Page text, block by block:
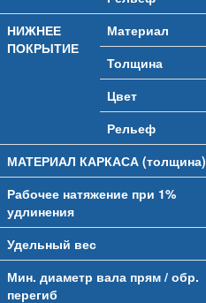
НИЖНЕЕ
ПОКРЫТИЕ
Материал
Толщина
Цвет
Рельеф
МАТЕРИАЛ КАРКАСА (толщина)
Рабочее натяжение при 1%
удлинения
Удельный вес
Мин. диаметр вала прям / обр.
перегиб